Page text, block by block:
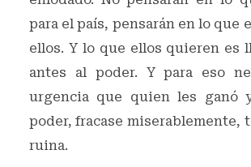
para el país, pensarán en lo que
ellos. Y lo que ellos quieren es
antes al poder. Y para eso
urgencia que quien les ganó
poder, fracase miserablemente,
ruina.